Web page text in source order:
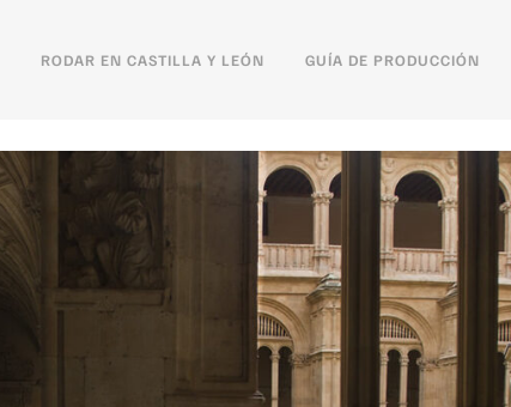
RODAR EN CASTILLA Y LEÓN GUÍA DE PRODUCCIÓN